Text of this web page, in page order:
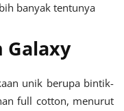
banyak tentunya
Galaxy
unik berupa bintik-
full cotton, menurut